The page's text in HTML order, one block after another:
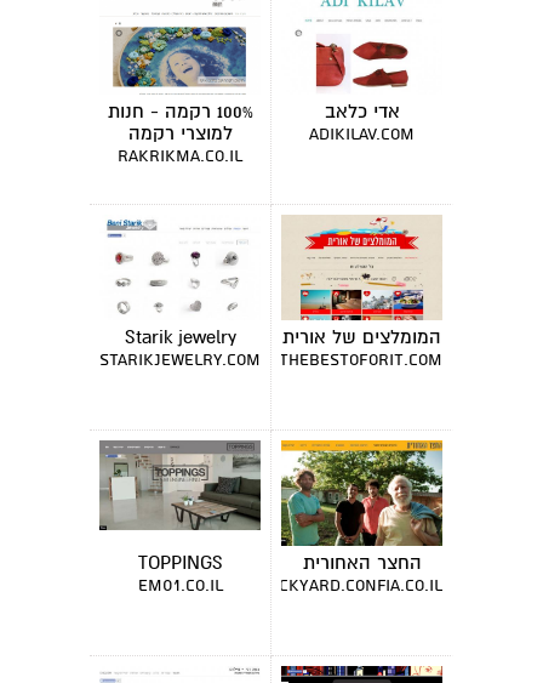
אדי כלאב
adikilav.com
100% רקמה - חנות
למוצרי רקמה
rakrikma.co.il
המומלצים של אורית
thebestoforit.com
Starik jewelry
starikjewelry.com
החצר האחורית
thebackyard.confia.co.il
TOPPINGS
em01.co.il